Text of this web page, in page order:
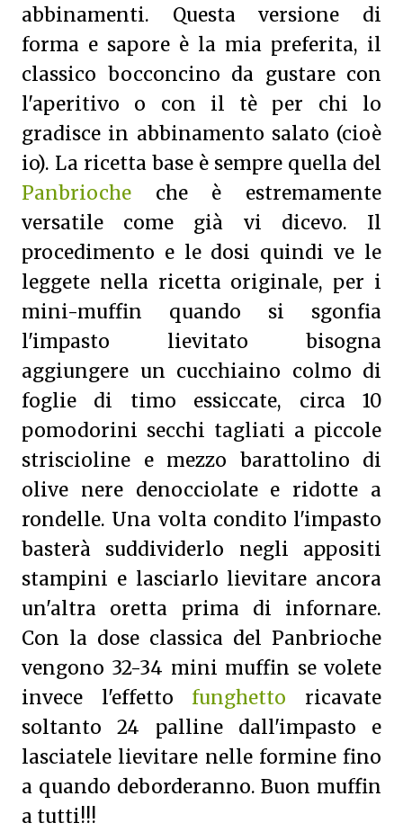
abbinamenti. Questa versione di
forma e sapore è la mia preferita, il
classico bocconcino da gustare con
l'aperitivo o con il tè per chi lo
gradisce in abbinamento salato (cioè
io). La ricetta base è sempre quella del
Panbrioche che è estremamente
versatile come già vi dicevo. Il
procedimento e le dosi quindi ve le
leggete nella ricetta originale, per i
mini-muffin quando si sgonfia
l'impasto lievitato bisogna
aggiungere un cucchiaino colmo di
foglie di timo essiccate, circa 10
pomodorini secchi tagliati a piccole
striscioline e mezzo barattolino di
olive nere denocciolate e ridotte a
rondelle. Una volta condito l'impasto
basterà suddividerlo negli appositi
stampini e lasciarlo lievitare ancora
un'altra oretta prima di infornare.
Con la dose classica del Panbrioche
vengono 32-34 mini muffin se volete
invece l'effetto funghetto ricavate
soltanto 24 palline dall'impasto e
lasciatele lievitare nelle formine fino
a quando deborderanno. Buon muffin
a tutti!!!